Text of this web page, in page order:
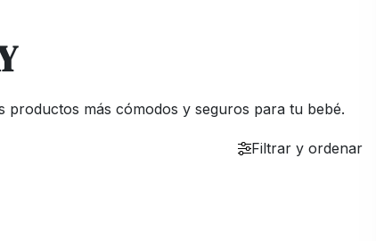
productos más cómodos y seguros para tu bebé.
Filtrar y ordenar